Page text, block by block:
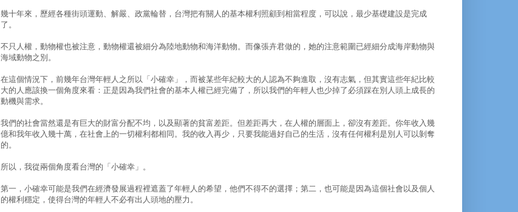
幾十年來，歷經各種街頭運動、解嚴、政黨輪替，台灣把有關人的基本權利照顧到相當程度，可以說，最少基礎建設是完成
了。
不只人權，動物權也被注意，動物權還被細分為陸地動物和海洋動物。而像張卉君做的，她的注意範圍已經細分成海岸動物與
海域動物之別。
在這個情況下，前幾年台灣年輕人之所以「小確幸」，而被某些年紀較大的人認為不夠進取，沒有志氣，但其實這些年紀比較
大的人應該換一個角度來看：正是因為我們社會的基本人權已經完備了，所以我們的年輕人也少掉了必須踩在別人頭上成長的
動機與需求。
我們的社會當然還是有巨大的財富分配不均，以及顯著的貧富差距。但差距再大，在人權的層面上，卻沒有差距。你年收入幾
億和我年收入幾十萬，在社會上的一切權利都相同。我的收入再少，只要我能過好自己的生活，沒有任何權利是別人可以剝奪
的。
所以，我從兩個角度看台灣的「小確幸」。
第一，小確幸可能是我們在經濟發展過程裡遮蓋了年輕人的希望，他們不得不的選擇；第二，也可能是因為這個社會以及個人
的權利穩定，使得台灣的年輕人不必有出人頭地的壓力。